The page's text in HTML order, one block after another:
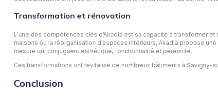
Transformation et rénovation
L’une des compétences clés d’Akadia est sa capacité à
maisons ou la réorganisation d’espaces intérieurs, Akadia propose
mesure qui conjuguent esthétique, fonctionnalité et pérennité.
Ces transformations ont revitalisé de nombreux bâtiments à
Conclusion